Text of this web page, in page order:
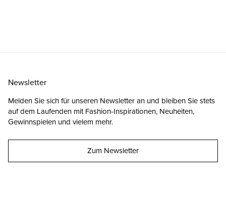
Newsletter
Melden Sie sich für unseren Newsletter an und bleiben Sie stets
auf dem Laufenden mit Fashion-Inspirationen, Neuheiten,
Gewinnspielen und vielem mehr.
Zum Newsletter